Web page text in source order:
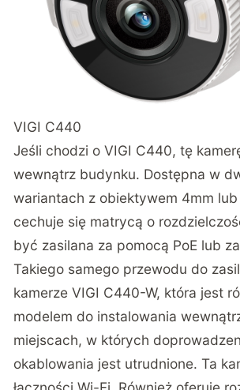
VIGI C440
Jeśli chodzi o VIGI C440, tę
wewnątrz budynku. Dostępna w
wariantach z obiektywem 4mm
cechuje się matrycą o
być zasilana za pomocą PoE lub
Takiego samego przewodu do
kamerze VIGI C440-W, która jest
modelem do instalowania
miejscach, w których
okablowania jest utrudnione. Ta